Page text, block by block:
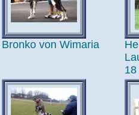
Bronko von Wimaria